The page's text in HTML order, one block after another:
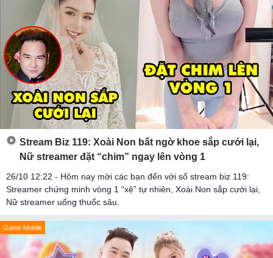
Stream Biz 119: Xoài Non bất ngờ khoe sắp cưới lại,
Nữ streamer đặt “chim” ngay lên vòng 1
26/10 12:22 - Hôm nay mời các bạn đến với số stream biz 119:
Streamer chứng minh vòng 1 “xệ” tự nhiên, Xoài Non sắp cưới lại,
Nữ streamer uống thuốc sâu.
Game Mobile